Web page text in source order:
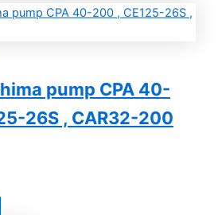
pump CPA 40-
26S , CAR32-200